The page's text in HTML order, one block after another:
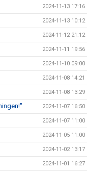
2024-11-13 17:16
2024-11-13 10:12
2024-11-12 21:12
2024-11-11 19:56
2024-11-10 09:00
2024-11-08 14:21
2024-11-08 13:29
2024-11-07 16:50
2024-11-07 11:00
2024-11-05 11:00
2024-11-02 13:17
2024-11-01 16:27